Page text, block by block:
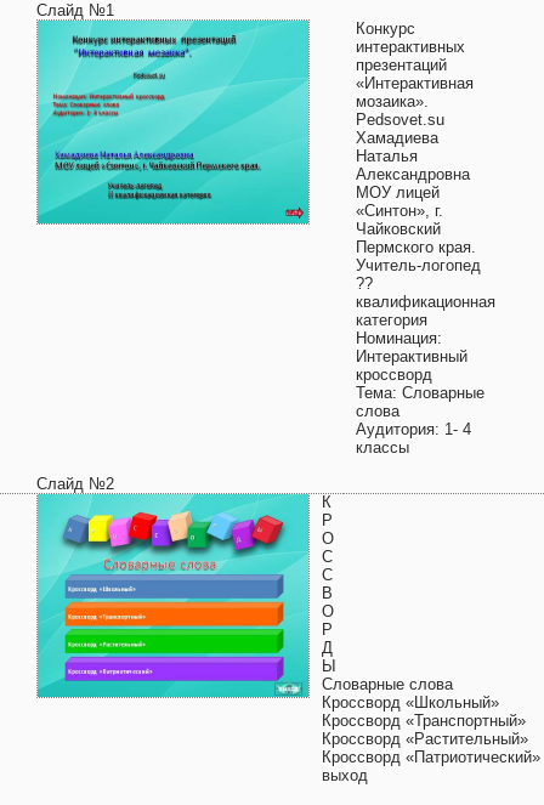
Слайд №1
Конкурс
интерактивных
презентаций
«Интерактивная
мозаика».
Pedsovet.su
Хамадиева
Наталья
Александровна
МОУ лицей
«Синтон», г.
Чайковский
Пермского края.
Учитель-логопед
??
квалификационная
категория
Номинация:
Интерактивный
кроссворд
Тема: Словарные
слова
Аудитория: 1- 4
классы
Слайд №2
К
Р
О
С
С
В
О
Р
Д
Ы
Словарные слова
Кроссворд «Школьный»
Кроссворд «Транспортный»
Кроссворд «Растительный»
Кроссворд «Патриотический»
выход